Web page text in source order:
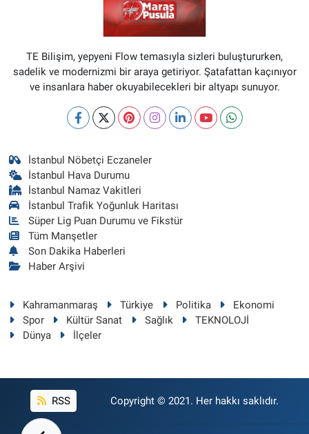
TE Bilişim, yepyeni Flow temasıyla sizleri buluştururken,
sadelik ve modernizmi bir araya getiriyor. Şatafattan kaçınıyor
ve insanlara haber okuyabilecekleri bir altyapı sunuyor.
İstanbul Nöbetçi Eczaneler
İstanbul Hava Durumu
İstanbul Namaz Vakitleri
İstanbul Trafik Yoğunluk Haritası
Süper Lig Puan Durumu ve Fikstür
Tüm Manşetler
Son Dakika Haberleri
Haber Arşivi
Kahramanmaraş Türkiye Politika
Ekonomi
Spor
Kültür Sanat Sağlık
TEKNOLOJİ
Dünya
İlçeler
RSS Copyright © 2021. Her hakkı saklıdır.